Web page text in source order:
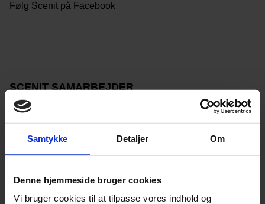
Samtykke Detaljer Om
Denne hjemmeside bruger cookies
Vi bruger cookies til at tilpasse vores indhold og
Følg Scenit på Facebook
SCENIT SAMARBEJDER
med teatrene i Det Københavnske Teatersamarbejde.
Betty Nansen Teatret, Folketeatret, Nørrebro Teater og
SLOTS - OG KULTURSTYRELSEN